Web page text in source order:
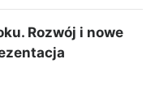
Rozwój i nowe